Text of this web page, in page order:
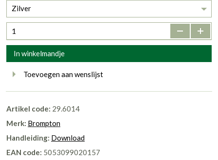
Zilver
- +
In winkelmandje
Toevoegen aan wenslijst
Artikel code: 29.6014
Merk: Brompton
Handleiding: Download
EAN code: 5053099020157